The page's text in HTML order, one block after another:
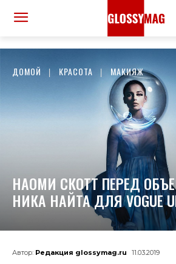
ДОМОЙ КРАСОТА МАКИЯЖ
НАОМИ СКОТТ ПЕРЕД
НИКА НАЙТА ДЛЯ VOGUE
Автор: Редакция glossymag.ru 11.03.2019